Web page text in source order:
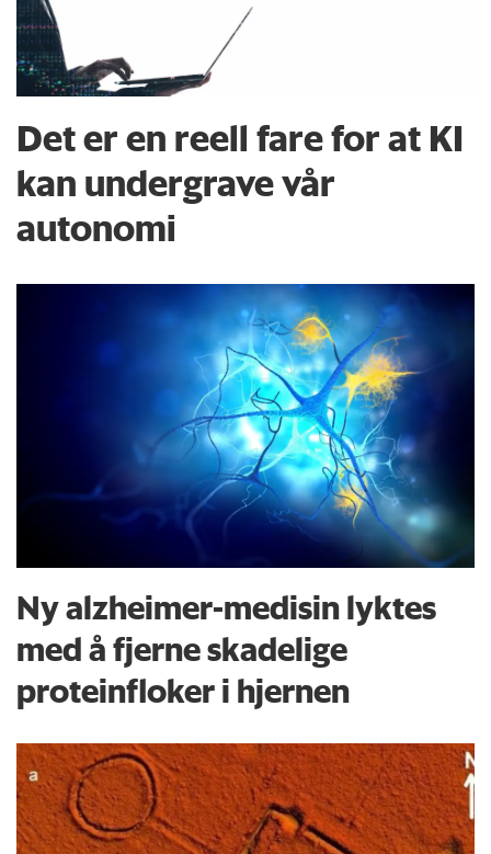
Det er en reell fare for at KI
kan undergrave vår
autonomi
Ny alzheimer-medisin lyktes
med å fjerne skadelige
proteinfloker i hjernen